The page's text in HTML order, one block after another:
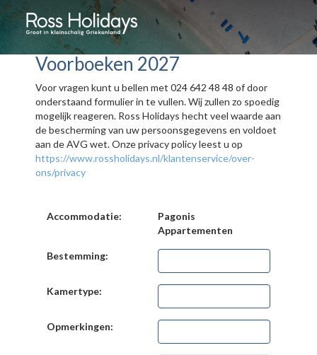
Voorboeken 2027
Voor vragen kunt u bellen met 024 642 48 48 of door
onderstaand formulier in te vullen. Wij zullen zo spoedig
mogelijk reageren. Ross Holidays hecht veel waarde aan
de bescherming van uw persoonsgegevens en voldoet
aan de AVG wet. Onze privacy policy leest u op
https://www.rossholidays.nl/klantenservice/over-
ons/privacy
Accommodatie:
Pagonis
Appartementen
Bestemming:
Kamertype:
Opmerkingen: